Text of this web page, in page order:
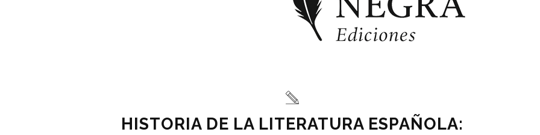
HISTORIA DE LA LITERATURA ESPAÑOLA: